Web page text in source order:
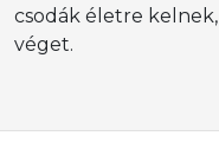
csodák életre
véget.